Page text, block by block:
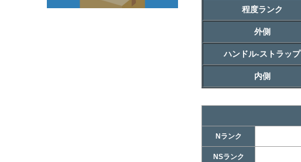
程度ランク
外側
ハンドル-ストラップ
内側
Nランク
NSランク